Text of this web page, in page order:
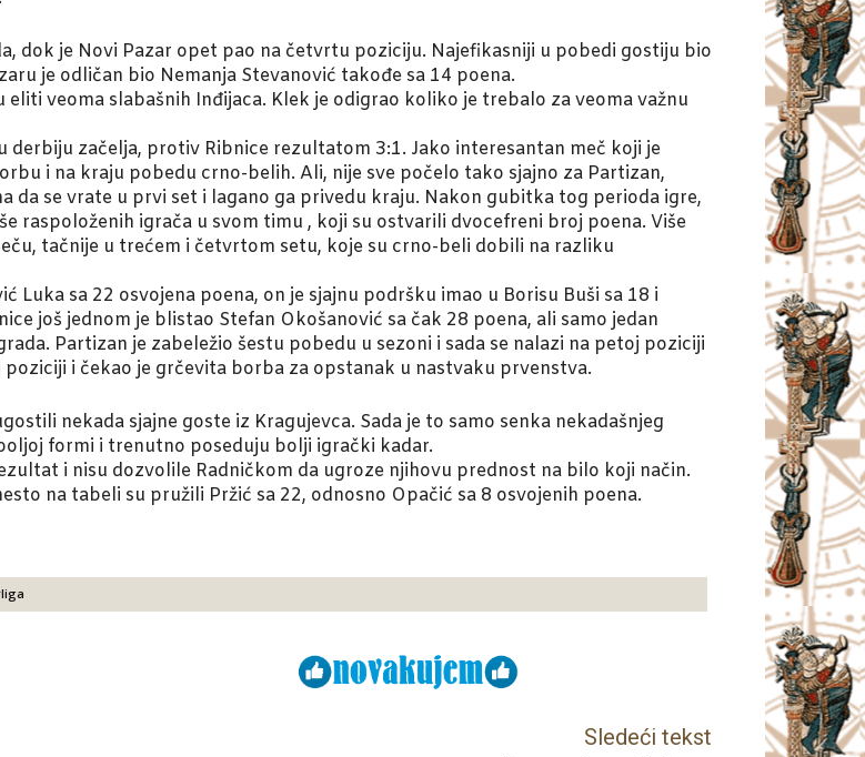
dok je Novi Pazar opet pao na četvrtu poziciju. Najefikasniji u pobedi gostiju bio
je odličan bio Nemanja Stevanović takođe sa 14 poena.
veoma slabašnih Inđijaca. Klek je odigrao koliko je trebalo za veoma važnu
začelja, protiv Ribnice rezultatom 3:1. Jako interesantan meč koji je
i na kraju pobedu crno-belih. Ali, nije sve počelo tako sjajno za Partizan,
da se vrate u prvi set i lagano ga privedu kraju. Nakon gubitka tog perioda igre,
raspoloženih igrača u svom timu , koji su ostvarili dvocefreni broj poena. Više
tačnije u trećem i četvrtom setu, koje su crno-beli dobili na razliku
Luka sa 22 osvojena poena, on je sjajnu podršku imao u Borisu Buši sa 18 i
još jednom je blistao Stefan Okošanović sa čak 28 poena, ali samo jedan
Partizan je zabeležio šestu pobedu u sezoni i sada se nalazi na petoj poziciji
i čekao je grčevita borba za opstanak u nastvaku prvenstva.
nekada sjajne goste iz Kragujevca. Sada je to samo senka nekadašnjeg
formi i trenutno poseduju bolji igrački kadar.
i nisu dozvolile Radničkom da ugroze njihovu prednost na bilo koji način.
na tabeli su pružili Pržić sa 22, odnosno Opačić sa 8 osvojenih poena.
Sledeći tekst